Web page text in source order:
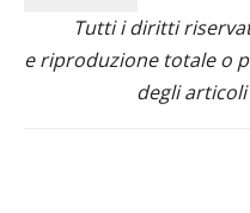
Tutti i diritti
e riproduzione totale o
degli